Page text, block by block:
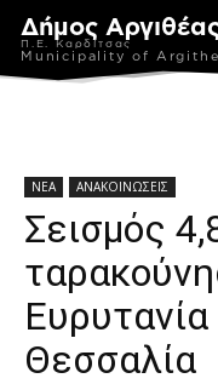
Δήμος
Π.Ε. Καρδίτσας
Municipality of
ΝΕΑ ΑΝΑΚΟΙΝΩΣΕΙΣ
Σεισμός
Θεσσαλία